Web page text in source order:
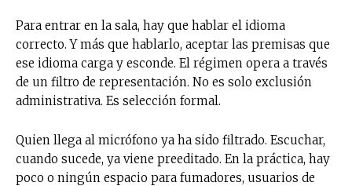
Para entrar en la sala, hay que hablar el idioma
correcto. Y más que hablarlo, aceptar las premisas que
ese idioma carga y esconde. El régimen opera a través
de un filtro de representación. No es solo exclusión
administrativa. Es selección formal.
Quien llega al micrófono ya ha sido filtrado. Escuchar,
cuando sucede, ya viene preeditado. En la práctica, hay
poco o ningún espacio para fumadores, usuarios de